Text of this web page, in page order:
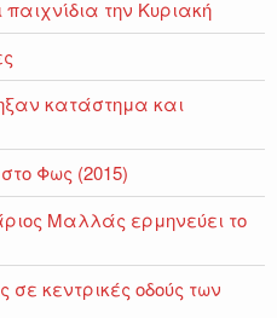
την Κυριακή
κατάστημα και
Φως (2015)
Μαλλάς ερμηνεύει το
κεντρικές οδούς των